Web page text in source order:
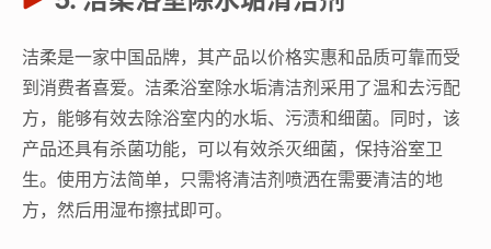
洁柔是一家中国品牌，其产品以价格实惠和品质可靠而受
到消费者喜爱。洁柔浴室除水垢清洁剂采用了温和去污配
方，能够有效去除浴室内的水垢、污渍和细菌。同时，该
产品还具有杀菌功能，可以有效杀灭细菌，保持浴室卫
生。使用方法简单，只需将清洁剂喷洒在需要清洁的地
方，然后用湿布擦拭即可。